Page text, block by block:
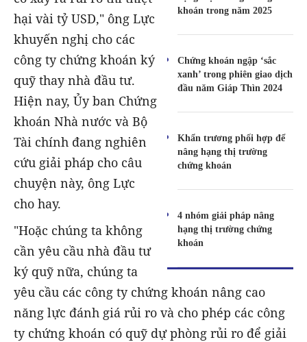
khoán trong năm 2025
Chứng khoán ngập ‘sắc
xanh’ trong phiên giao dịch
đầu năm Giáp Thìn 2024
Khẩn trương phối hợp để
nâng hạng thị trường
chứng khoán
4 nhóm giải pháp nâng
hạng thị trường chứng
khoán
hại vài tỷ USD," ông Lực
khuyến nghị cho các
công ty chứng khoán ký
quỹ thay nhà đầu tư.
Hiện nay, Ủy ban Chứng
khoán Nhà nước và Bộ
Tài chính đang nghiên
cứu giải pháp cho câu
chuyện này, ông Lực
cho hay.
"Hoặc chúng ta không
cần yêu cầu nhà đầu tư
ký quỹ nữa, chúng ta
yêu cầu các công ty chứng khoán nâng cao
năng lực đánh giá rủi ro và cho phép các công
ty chứng khoán có quỹ dự phòng rủi ro để giải